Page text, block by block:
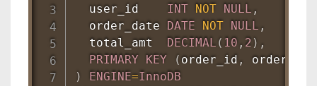
  user_id
INT NOT NULL ,
  order_date
DATE NOT NULL ,
  total_amt
DECIMAL ( 10 , 2 ) ,
PRIMARY
KEY ( order_id ,
)
ENGINE=InnoDB